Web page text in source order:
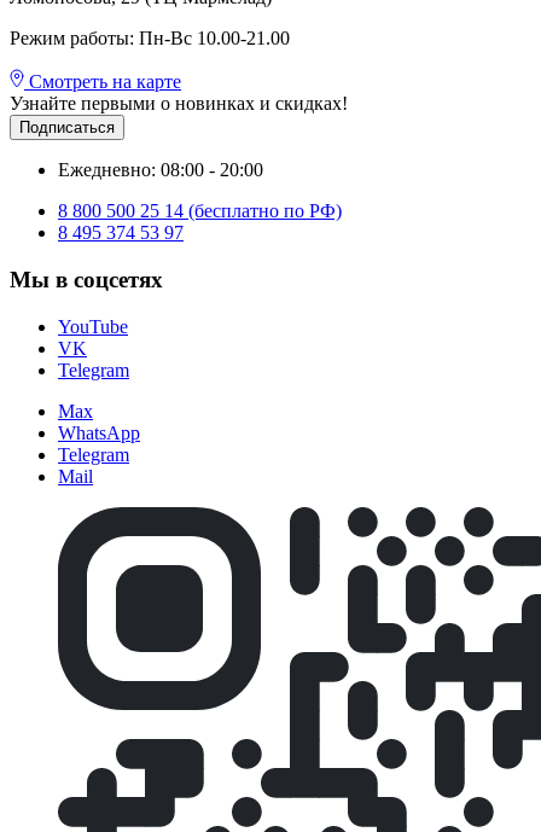
Режим работы: Пн-Вс 10.00-21.00
Смотреть на карте
Узнайте первыми о новинках и скидках!
Подписаться
Ежедневно: 08:00 - 20:00
8 800 500 25 14 (бесплатно по РФ)
8 495 374 53 97
Мы в соцсетях
YouTube
VK
Telegram
Max
WhatsApp
Telegram
Mail